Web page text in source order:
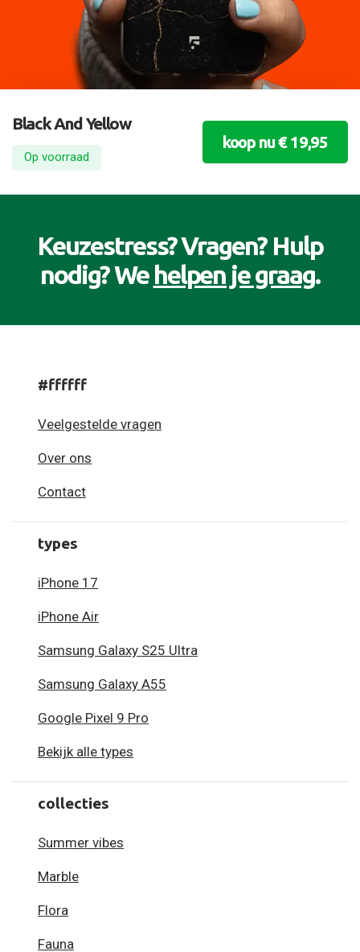
Black And Yellow
Op voorraad
koop nu € 19,95
Keuzestress? Vragen? Hulp
nodig? Wehelpen je graag.
#ffffff
Veelgestelde vragen
Over ons
Contact
types
iPhone 17
iPhone Air
Samsung Galaxy S25 Ultra
Samsung Galaxy A55
Google Pixel 9 Pro
Bekijk alle types
collecties
Summer vibes
Marble
Flora
Fauna